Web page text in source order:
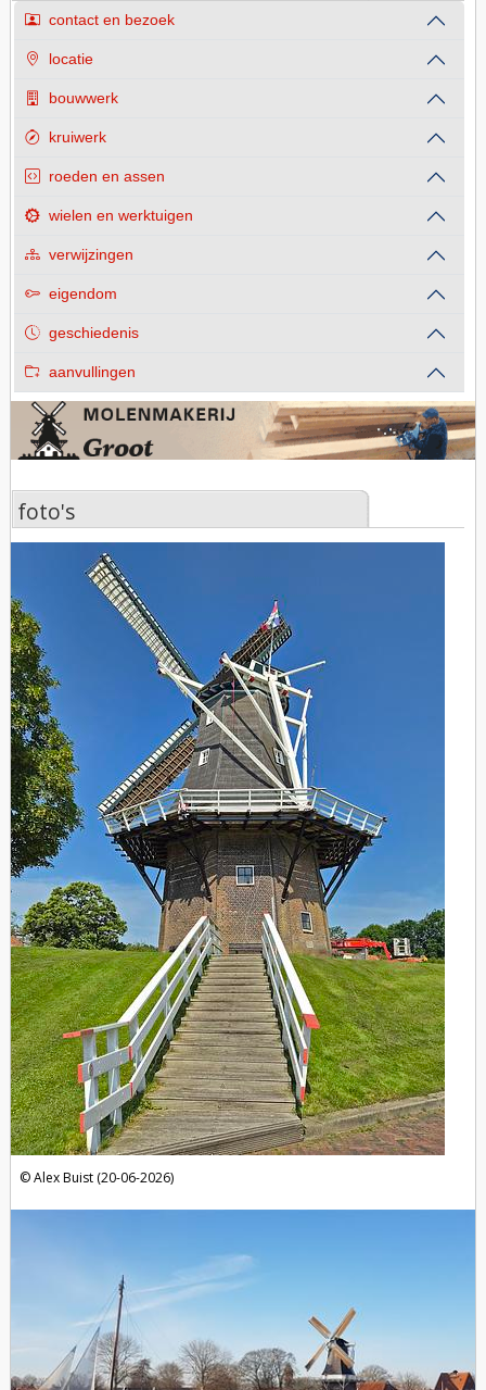
contact en bezoek
locatie
bouwwerk
kruiwerk
roeden en assen
wielen en werktuigen
verwijzingen
eigendom
geschiedenis
aanvullingen
foto's
Alex Buist (20-06-2026)